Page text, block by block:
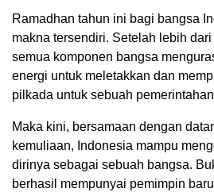
Ramadhan tahun ini bagi bangsa
makna tersendiri. Setelah lebih
semua komponen bangsa
energi untuk meletakkan dan
pilkada untuk sebuah
Maka kini, bersamaan dengan
kemuliaan, Indonesia mampu
dirinya sebagai sebuah bangsa.
berhasil mempunyai pemimpin